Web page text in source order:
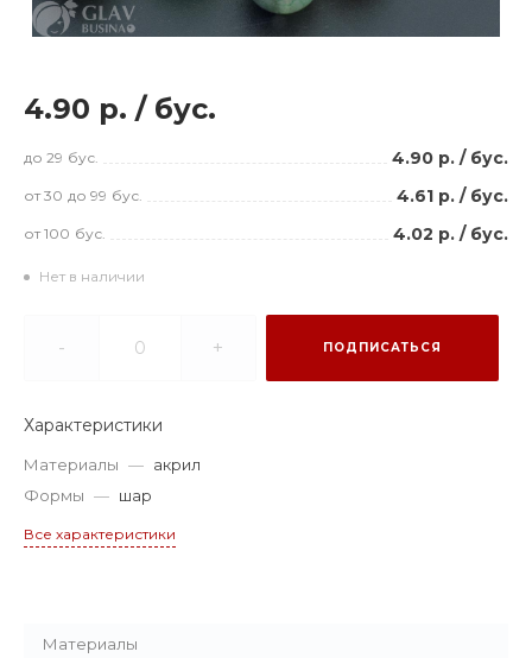
4.90 р. / бус.
до 29 бус. 4.90 р. / бус.
от 30 до 99 бус. 4.61 р. / бус.
от 100 бус. 4.02 р. / бус.
Нет в наличии
- + ПОДПИСАТЬСЯ
Характеристики
Материалы — акрил
Формы — шар
Все характеристики
Материалы